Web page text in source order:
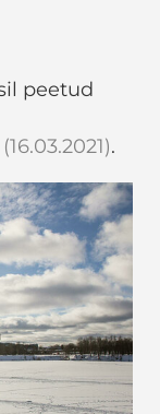
peetud
.